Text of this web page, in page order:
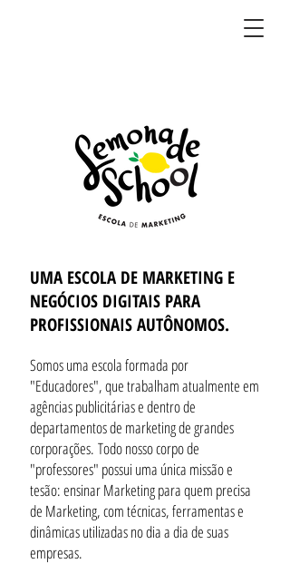
UMA ESCOLA DE MARKETING E
NEGÓCIOS DIGITAIS PARA
PROFISSIONAIS AUTÔNOMOS.
Somos uma escola formada por
"Educadores", que trabalham atualmente em
agências publicitárias e dentro de
departamentos de marketing de grandes
corporações. Todo nosso corpo de
"professores" possui uma única missão e
tesão: ensinar Marketing para quem precisa
de Marketing, com técnicas, ferramentas e
dinâmicas utilizadas no dia a dia de suas
empresas.